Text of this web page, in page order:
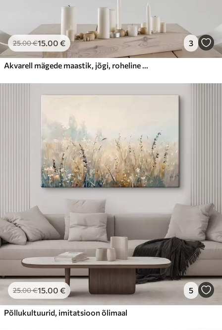
25.00€15 .00 € 3
25.00€15 .00 € 5
Põllukultuurid, imitatsioon õlimaal